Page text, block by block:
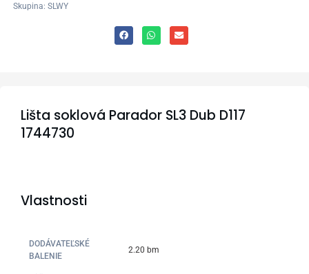
Skupina: SLWY
Lišta soklová Parador SL3 Dub D117
1744730
Vlastnosti
DODÁVATEĽSKÉ
BALENIE
2.20 bm